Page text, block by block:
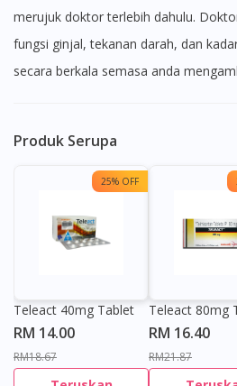
merujuk doktor terlebih dahulu.
fungsi ginjal, tekanan darah, dan
secara berkala semasa anda
Produk Serupa
25% OFF
Teleact 40mg Tablet
RM 14.00
RM18.67
Teleact 80mg
RM 16.40
RM21.87